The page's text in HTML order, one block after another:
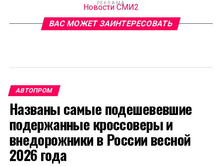
РЕКЛАМА
Новости СМИ2
ВАС МОЖЕТ ЗАИНТЕРЕСОВАТЬ
АВТОПРОМ
Названы самые подешевевшие
подержанные кроссоверы и
внедорожники в России весной
2026 года